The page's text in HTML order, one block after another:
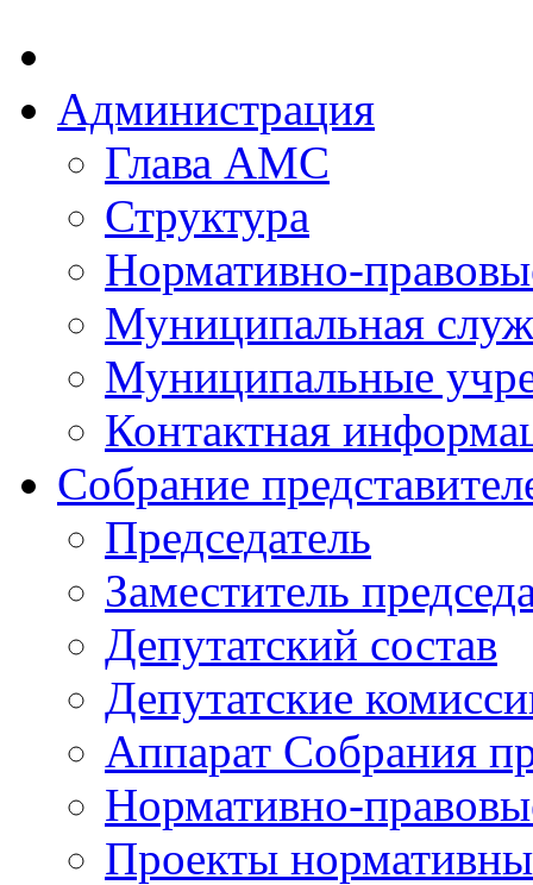
Администрация
Глава АМС
Структура
Нормативно-
Муниципальная
Муниципальные
Контактная
Собрание
Председатель
Заместитель
Депутатский состав
Депутатские
Аппарат Собрания
Нормативно-
Проекты